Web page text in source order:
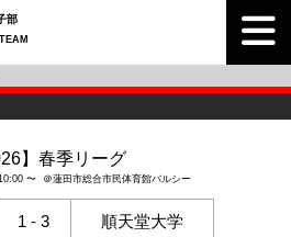
部
】春季リーグ
〜 ＠蓮田市総合市民体育館バルシー
1 - 3 順天堂大学